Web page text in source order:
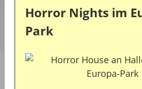
Horror Nights im
Park